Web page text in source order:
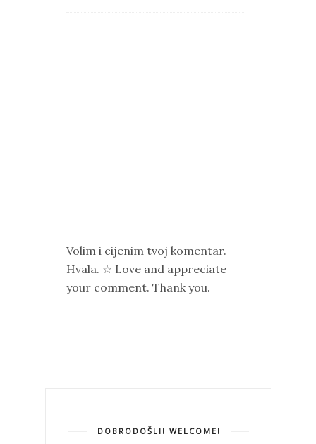
Volim i cijenim tvoj komentar.
Hvala. ☆ Love and appreciate
your comment. Thank you.
DOBRODOŠLI! WELCOME!